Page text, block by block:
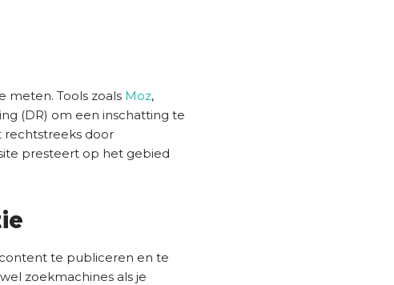
meten. Tools zoals Moz,
(DR) om een inschatting te
rechtstreeks door
presteert op het gebied
te publiceren en te
zoekmachines als je